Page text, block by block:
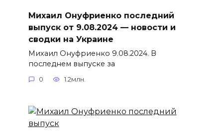
Михаил Онуфриенко последний
выпуск от 9.08.2024 — новости и
сводки на Украине
Михаил Онуфриенко 9.08.2024. В
последнем выпуске за
0 1.2млн.